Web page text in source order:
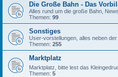
Die Große Bahn - Das
Alles rund um die große Bahn,
Themen: 99
Sonstiges
User-vorstellungen, alles neben
Themen: 255
Marktplatz
Marktplatz, bitte lest das
Themen: 5